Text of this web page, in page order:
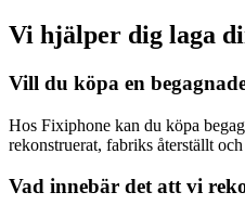
Vi hjälper dig laga
Vill du köpa en
Hos Fixiphone kan du köpa
rekonstruerat, fabriks återställt
Vad innebär det att vi